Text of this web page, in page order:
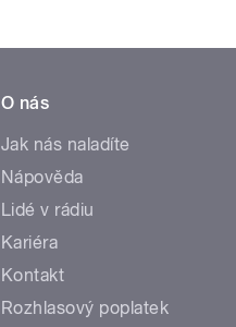
O nás
Jak nás naladíte
Nápověda
Lidé v rádiu
Kariéra
Kontakt
Rozhlasový poplatek